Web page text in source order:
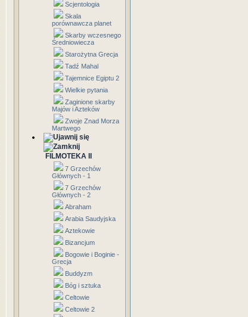
Scjentologia
Skala
porównawcza planet
Skarby wczesnego
Średniowiecza
Starożytna Grecja
Tadź Mahal
Tajemnice Egiptu 2
Wielkie pytania
Zaginione skarby
Majów i Azteków
Zwoje Znad Morza
Martwego
FILMOTEKA II
7 Grzechów
Głównych - 1
7 Grzechów
Głównych - 2
Abraham
Arabia Saudyjska
Aztekowie
Bizancjum
Bogowie i Boginie -
Grecja
Buddyzm
Bóg i sztuka
Celtowie
Celtowie 2